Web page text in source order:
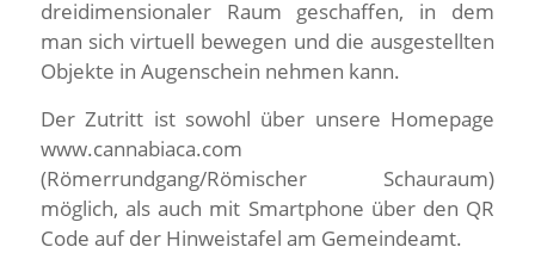
dreidimensionaler Raum geschaffen, in dem
man sich virtuell bewegen und die ausgestellten
Objekte in Augenschein nehmen kann.
Der Zutritt ist sowohl über unsere Homepage
www.cannabiaca.com
(Römerrundgang/Römischer Schauraum)
möglich, als auch mit Smartphone über den QR
Code auf der Hinweistafel am Gemeindeamt.